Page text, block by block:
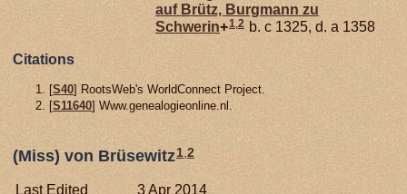
auf Brütz, Burgmann zu
Schwerin+1,2 b. c 1325, d. a 1358
Citations
[S40] RootsWeb's WorldConnect Project.
[S11640] Www.genealogieonline.nl.
(Miss) von Brüsewitz1 2
Last Edited
3 Apr 2014